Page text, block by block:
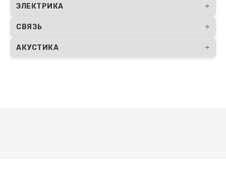
ЭЛЕКТРИКА
СВЯЗЬ
АКУСТИКА